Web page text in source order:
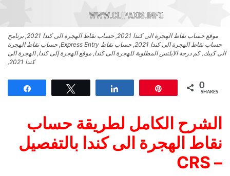
موقع حساب نقاط الهجرة الى كندا 2021, حساب نقاط الهجرة الى كندا 2021, برنامج
حساب نقاط الهجرة الى كندا 2021, حساب نقاط Express Entry, حساب نقاط الهجرة
الى كيبك, كم درجة الايلتس المطلوبة للهجرة الى كندا, موقع الهجرة إلى كندا, الهجرة الى
كندا 2021,
0
SHARES
الشرح الكامل لطريقة حساب
نقاط الهجرة الى كندا بالتفصيل
– CRS